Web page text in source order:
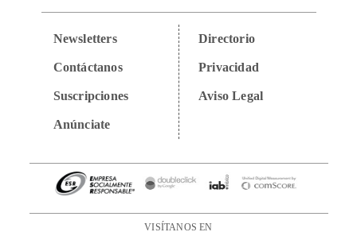
Newsletters
Contáctanos
Suscripciones
Anúnciate
Directorio
Privacidad
Aviso Legal
VISÍTANOS EN